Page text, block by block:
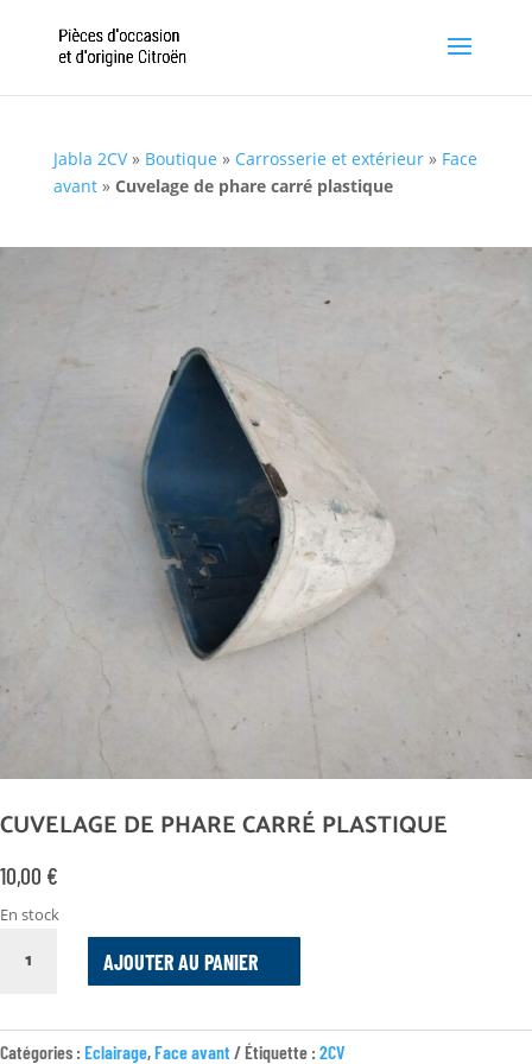
Jabla 2CV» Boutique » Carrosserie et extérieur» Face
avant» Cuvelage de phare carré plastique
CUVELAGE DE PHARE CARRÉ PLASTIQUE
10,00 €
En stock
PHARE
AJOUTER AU PANIER
Catégories : Eclairage,Face avant Étiquette : 2CV